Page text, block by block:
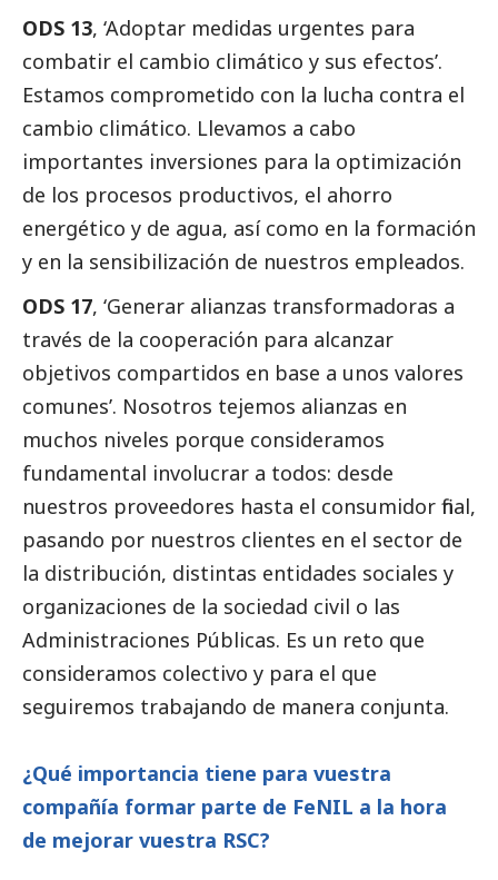
ODS 13, ‘Adoptar medidas urgentes para
combatir el cambio climático y sus efectos’.
Estamos comprometido con la lucha contra el
cambio climático. Llevamos a cabo
importantes inversiones para la optimización
de los procesos productivos, el ahorro
energético y de agua, así como en la formación
y en la sensibilización de nuestros empleados.
ODS 17, ‘Generar alianzas transformadoras a
través de la cooperación para alcanzar
objetivos compartidos en base a unos valores
comunes’. Nosotros tejemos alianzas en
muchos niveles porque consideramos
fundamental involucrar a todos: desde
nuestros proveedores hasta el consumidor final,
pasando por nuestros clientes en el sector de
la distribución, distintas entidades sociales y
organizaciones de la sociedad civil o las
Administraciones Públicas. Es un reto que
consideramos colectivo y para el que
seguiremos trabajando de manera conjunta.
¿Qué importancia tiene para vuestra
compañía formar parte de FeNIL a la hora
de mejorar vuestra RSC?